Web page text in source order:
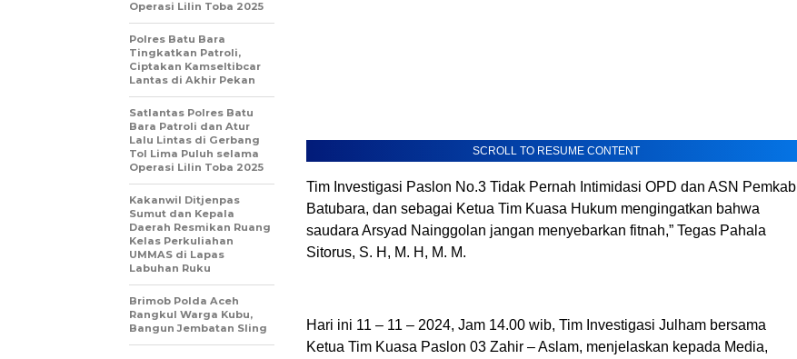
SCROLL TO RESUME CONTENT
Tim Investigasi Paslon No.3 Tidak Pernah Intimidasi OPD dan ASN Pemkab
Batubara, dan sebagai Ketua Tim Kuasa Hukum mengingatkan bahwa
saudara Arsyad Nainggolan jangan menyebarkan fitnah,” Tegas Pahala
Sitorus, S. H, M. H, M. M.
Hari ini 11 – 11 – 2024, Jam 14.00 wib, Tim Investigasi Julham bersama
Ketua Tim Kuasa Paslon 03 Zahir – Aslam, menjelaskan kepada Media,
Operasi Lilin Toba 2025
Polres Batu Bara
Tingkatkan Patroli,
Ciptakan Kamseltibcar
Lantas di Akhir Pekan
Satlantas Polres Batu
Bara Patroli dan Atur
Lalu Lintas di Gerbang
Tol Lima Puluh selama
Operasi Lilin Toba 2025
Kakanwil Ditjenpas
Sumut dan Kepala
Daerah Resmikan Ruang
Kelas Perkuliahan
UMMAS di Lapas
Labuhan Ruku
Brimob Polda Aceh
Rangkul Warga Kubu,
Bangun Jembatan Sling